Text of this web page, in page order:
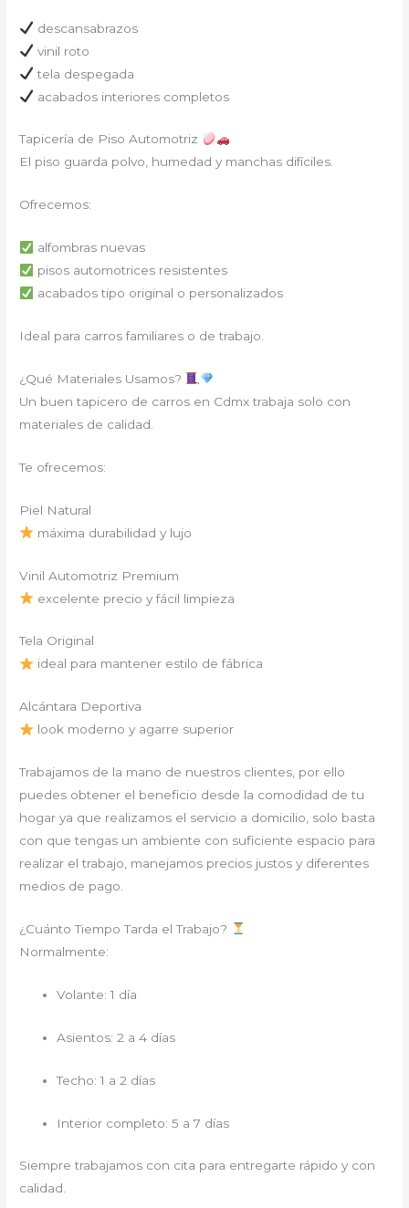
descansabrazos
vinil roto
tela despegada
acabados interiores completos
Tapicería de Piso Automotriz
El piso guarda polvo, humedad y manchas difíciles.
Ofrecemos:
alfombras nuevas
pisos automotrices resistentes
acabados tipo original o personalizados
Ideal para carros familiares o de trabajo.
¿Qué Materiales Usamos?
Un buen tapicero de carros en Cdmx trabaja solo con
materiales de calidad.
Te ofrecemos:
Piel Natural
máxima durabilidad y lujo
Vinil Automotriz Premium
excelente precio y fácil limpieza
Tela Original
ideal para mantener estilo de fábrica
Alcántara Deportiva
look moderno y agarre superior
Trabajamos de la mano de nuestros clientes, por ello
puedes obtener el beneficio desde la comodidad de tu
hogar ya que realizamos el servicio a domicilio, solo basta
con que tengas un ambiente con suficiente espacio para
realizar el trabajo, manejamos precios justos y diferentes
medios de pago.
¿Cuánto Tiempo Tarda el Trabajo?
Normalmente:
Volante: 1 día
Asientos: 2 a 4 días
Techo: 1 a 2 días
Interior completo: 5 a 7 días
Siempre trabajamos con cita para entregarte rápido y con
calidad.